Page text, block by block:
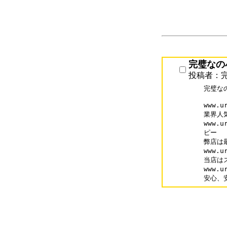
完璧な
投稿者：
完璧
業界人
ピー
弊店は
当店は
安心、